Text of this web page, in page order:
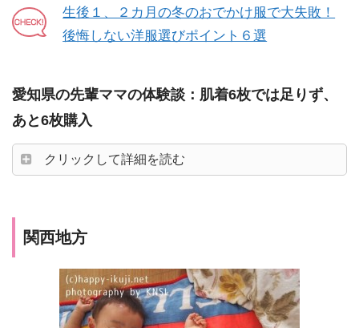
生後１、２カ月の冬のおでかけ服で大失敗！
後悔しない洋服選びポイント６選
愛知県の先輩ママの体験談：肌着6枚では足りず、
あと6枚購入
クリックして詳細を読む
関西地方